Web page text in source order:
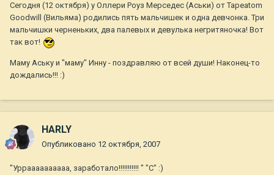
Сегодня (12 октября) у Оллери Роуз Мерседес (Аськи) от Tapeatom
Goodwill (Вильяма) родились пять мальчишек и одна девчонка. Три
мальчишки черненьких, два палевых и девулька негритяночка! Вот
так вот!
Маму Аську и "маму" Инну - поздравляю от всей души! Наконец-то
дождались!!! :)
HARLY
Опубликовано 12 октября, 2007
"Урраааааааааа, заработало!!!!!!!!!!! " "С" :)